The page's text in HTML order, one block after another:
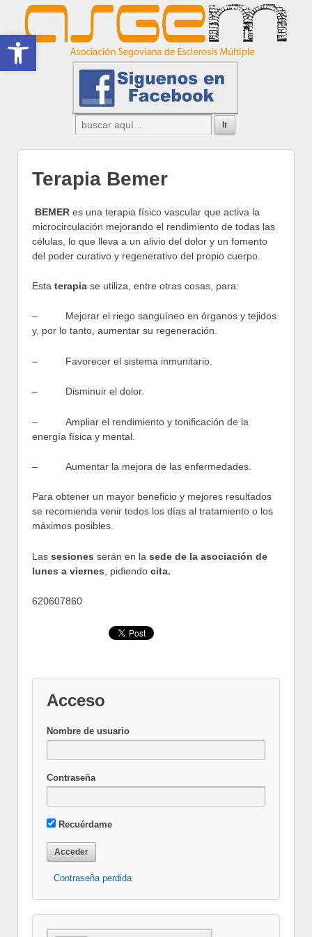
Terapia Bemer
BEMER es una terapia físico vascular que activa la
microcirculación mejorando el rendimiento de todas las
células, lo que lleva a un alivio del dolor y un fomento
del poder curativo y regenerativo del propio cuerpo.
Esta terapia se utiliza, entre otras cosas, para:
– Mejorar el riego sanguíneo en órganos y tejidos
y, por lo tanto, aumentar su regeneración.
– Favorecer el sistema inmunitario.
– Disminuir el dolor.
– Ampliar el rendimiento y tonificación de la
energía física y mental.
– Aumentar la mejora de las enfermedades.
Para obtener un mayor beneficio y mejores resultados
se recomienda venir todos los días al tratamiento o los
máximos posibles.
Las sesiones serán en la sede de la asociación de
lunes a viernes , pidiendo cita.
620607860
Acceso
Nombre de usuario
Contraseña
Recuérdame
Contraseña perdida
Abrir barra de herramientas